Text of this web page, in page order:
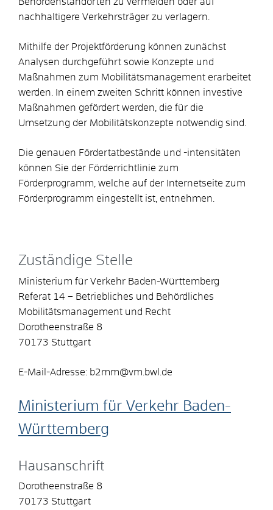
nachhaltigere Verkehrsträger zu verlagern.
Mithilfe der Projektförderung können zunächst
Analysen durchgeführt sowie Konzepte und
Maßnahmen zum Mobilitätsmanagement erarbeitet
werden. In einem zweiten Schritt können investive
Maßnahmen gefördert werden, die für die
Umsetzung der Mobilitätskonzepte notwendig sind.
Die genauen Fördertatbestände und -intensitäten
können Sie der Förderrichtlinie zum
Förderprogramm, welche auf der Internetseite zum
Förderprogramm eingestellt ist, entnehmen.
Zuständige Stelle
Ministerium für Verkehr Baden-Württemberg
Referat 14 – Betriebliches und Behördliches
Mobilitätsmanagement und Recht
Dorotheenstraße 8
70173 Stuttgart
E-Mail-Adresse: b2mm@vm.bwl.de
Ministerium für Verkehr Baden-
Württemberg
Hausanschrift
Dorotheenstraße 8
70173 Stuttgart